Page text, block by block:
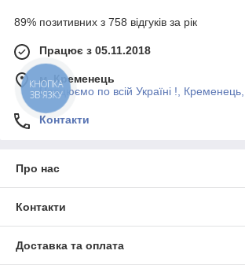
89% позитивних з 758 відгуків за рік
Працює з 05.11.2018
м. Кременець
Працюємо по всій Україні !, Кременець,
Контакти
Про нас
Контакти
Доставка та оплата
КНОПКА
ЗВ'ЯЗКУ